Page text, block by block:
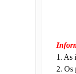
1. As
2. Os